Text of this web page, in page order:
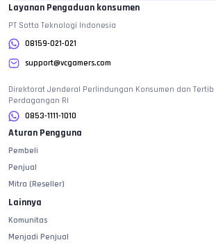
Layanan Pengaduan konsumen
PT Sotta Teknologi Indonesia
08159-021-021
support@vcgamers.com
Direktorat Jenderal Perlindungan Konsumen dan
Perdagangan RI
0853-1111-1010
Aturan Pengguna
Pembeli
Penjual
Mitra (Reseller)
Lainnya
Komunitas
Menjadi Penjual